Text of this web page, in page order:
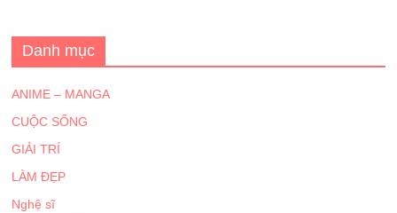
Danh mục
ANIME – MANGA
CUỘC SỐNG
GIẢI TRÍ
LÀM ĐẸP
Nghệ sĩ